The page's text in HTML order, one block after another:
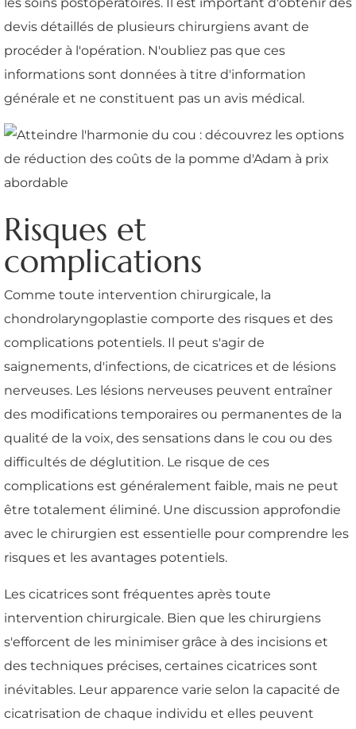
les soins postopératoires. Il est important d'obtenir des
devis détaillés de plusieurs chirurgiens avant de
procéder à l'opération. N'oubliez pas que ces
informations sont données à titre d'information
générale et ne constituent pas un avis médical.
Risques et
complications
Comme toute intervention chirurgicale, la
chondrolaryngoplastie comporte des risques et des
complications potentiels. Il peut s'agir de
saignements, d'infections, de cicatrices et de lésions
nerveuses. Les lésions nerveuses peuvent entraîner
des modifications temporaires ou permanentes de la
qualité de la voix, des sensations dans le cou ou des
difficultés de déglutition. Le risque de ces
complications est généralement faible, mais ne peut
être totalement éliminé. Une discussion approfondie
avec le chirurgien est essentielle pour comprendre les
risques et les avantages potentiels.
Les cicatrices sont fréquentes après toute
intervention chirurgicale. Bien que les chirurgiens
s'efforcent de les minimiser grâce à des incisions et
des techniques précises, certaines cicatrices sont
inévitables. Leur apparence varie selon la capacité de
cicatrisation de chaque individu et elles peuvent